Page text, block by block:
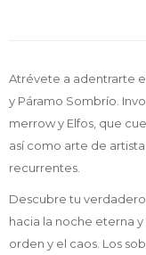
Atrévete a adentrarte
y Páramo Sombrío.
merrow y Elfos, que
así como arte de
recurrentes.
Descubre tu
hacia la noche eterna
orden y el caos. Los